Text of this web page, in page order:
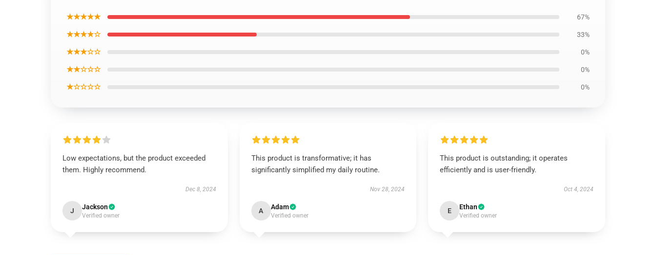
★★★★★ 67%
★★★★☆ 33%
★★★☆☆ 0%
★★☆☆☆ 0%
★☆☆☆☆ 0%
Low expectations, but the product exceeded
them. Highly recommend.
Dec 8, 2024
J Jackson
Verified owner
This product is transformative; it has
significantly simplified my daily routine.
Nov 28, 2024
A Adam
Verified owner
This product is outstanding; it operates
efficiently and is user-friendly.
Oct 4, 2024
E Ethan
Verified owner